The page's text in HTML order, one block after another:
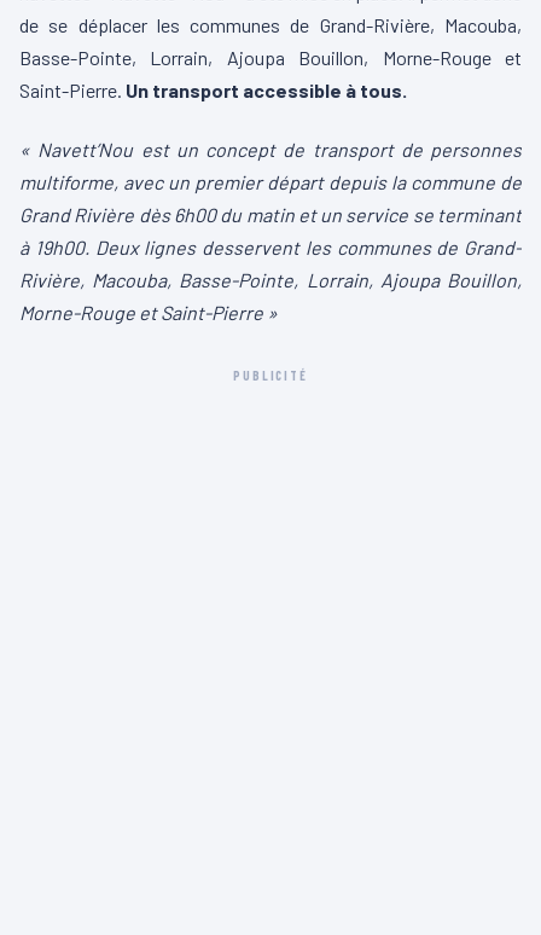
de se déplacer les communes de Grand-Rivière, Macouba,
Basse-Pointe, Lorrain, Ajoupa Bouillon, Morne-Rouge et
Saint-Pierre. Un transport accessible à tous.
« Navett’Nou est un concept de transport de personnes
multiforme, avec un premier départ depuis la commune de
Grand Rivière dès 6h00 du matin et un service se terminant
à 19h00. Deux lignes desservent les communes de Grand-
Rivière, Macouba, Basse-Pointe, Lorrain, Ajoupa Bouillon,
Morne-Rouge et Saint-Pierre »
PUBLICITÉ